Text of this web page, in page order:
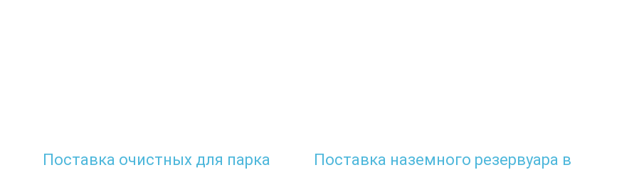
Поставка очистных для парка
Поставка наземного резервуара в